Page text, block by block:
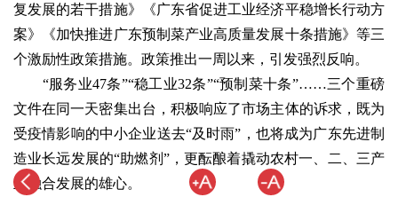
复发展的若干措施》《广东省促进工业经济平稳增长行动方
案》《加快推进广东预制菜产业高质量发展十条措施》等三
个激励性政策措施。政策推出一周以来，引发强烈反响。
“服务业47条”“稳工业32条”“预制菜十条”……三个重磅
文件在同一天密集出台，积极响应了市场主体的诉求，既为
受疫情影响的中小企业送去“及时雨”，也将成为广东先进制
造业长远发展的“助燃剂”，更酝酿着撬动农村一、二、三产
业融合发展的雄心。